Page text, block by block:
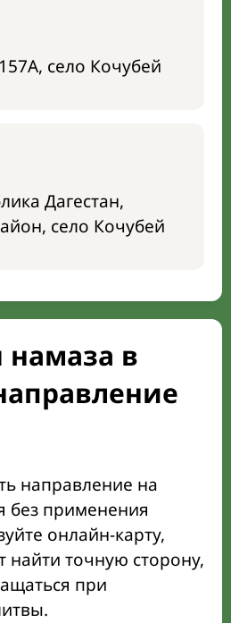
село Кочубей
Дагестан,
село Кочубей
намаза в
направление на
без применения
онлайн-карту,
найти точную сторону,
при